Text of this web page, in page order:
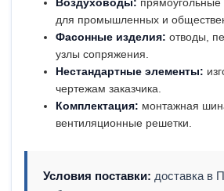
для промышленных и
Фасонные изделия: отводы,
узлы сопряжения.
Нестандартные элементы:
чертежам заказчика.
Комплектация: монтажная
вентиляционные решетки.
Условия поставки: доставка в